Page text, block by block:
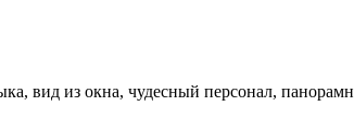
вид из окна, чудесный персонал,